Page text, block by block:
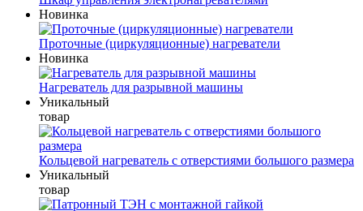
Новинка
Проточные (циркуляционные) нагреватели
Новинка
Нагреватель для разрывной машины
Уникальный
товар
Кольцевой нагреватель с отверстиями большого размера
Уникальный
товар